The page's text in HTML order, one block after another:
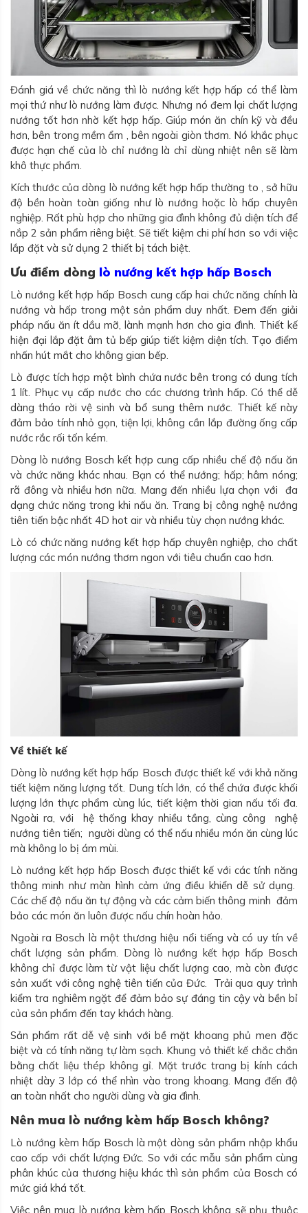
Đánh giá về chức năng thì lò nướng kết hợp hấp có thể làm
mọi thứ như lò nướng làm được. Nhưng nó đem lại chất lượng
nướng tốt hơn nhờ kết hợp hấp. Giúp món ăn chín kỹ và đều
hơn, bên trong mềm ẩm , bên ngoài giòn thơm. Nó khắc phục
được hạn chế của lò chỉ nướng là chỉ dùng nhiệt nên sẽ làm
khô thực phẩm.
Kích thước của dòng lò nướng kết hợp hấp thường to , sở hữu
độ bền hoàn toàn giống như lò nướng hoặc lò hấp chuyên
nghiệp. Rất phù hợp cho những gia đình không đủ diện tích để
nắp 2 sản phẩm riêng biệt. Sẽ tiết kiệm chi phí hơn so với việc
lắp đặt và sử dụng 2 thiết bị tách biệt.
Ưu điểm dòng lò nướng kết hợp hấp Bosch
Lò nướng kết hợp hấp Bosch cung cấp hai chức năng chính là
nướng và hấp trong một sản phẩm duy nhất. Đem đến giải
pháp nấu ăn ít dầu mỡ, lành mạnh hơn cho gia đình. Thiết kế
hiện đại lắp đặt âm tủ bếp giúp tiết kiệm diện tích. Tạo điểm
nhấn hút mắt cho không gian bếp.
Lò được tích hợp một bình chứa nước bên trong có dung tích
1 lít. Phục vụ cấp nước cho các chương trình hấp. Có thể dễ
dàng tháo rời vệ sinh và bổ sung thêm nước. Thiết kế này
đảm bảo tính nhỏ gọn, tiện lợi, không cần lắp đường ống cấp
nước rắc rối tốn kém.
Dòng lò nướng Bosch kết hợp cung cấp nhiều chế độ nấu ăn
và chức năng khác nhau. Bạn có thể nướng; hấp; hâm nóng;
rã đông và nhiều hơn nữa. Mang đến nhiều lựa chọn với đa
dạng chức năng trong khi nấu ăn. Trang bị công nghệ nướng
tiên tiến bậc nhất 4D hot air và nhiều tùy chọn nướng khác.
Lò có chức năng nướng kết hợp hấp chuyên nghiệp, cho chất
lượng các món nướng thơm ngon với tiêu chuẩn cao hơn.
Về thiết kế
Dòng lò nướng kết hợp hấp Bosch được thiết kế với khả năng
tiết kiệm năng lượng tốt. Dung tích lớn, có thể chứa được khối
lượng lớn thực phẩm cùng lúc, tiết kiệm thời gian nấu tối đa.
Ngoài ra, với hệ thống khay nhiều tầng, cùng công nghệ
nướng tiên tiến; người dùng có thể nấu nhiều món ăn cùng lúc
mà không lo bị ám mùi.
Lò nướng kết hợp hấp Bosch được thiết kế với các tính năng
thông minh như màn hình cảm ứng điều khiển dễ sử dụng.
Các chế độ nấu ăn tự động và các cảm biến thông minh đảm
bảo các món ăn luôn được nấu chín hoàn hảo.
Ngoài ra Bosch là một thương hiệu nổi tiếng và có uy tín về
chất lượng sản phẩm. Dòng lò nướng kết hợp hấp Bosch
không chỉ được làm từ vật liệu chất lượng cao, mà còn được
sản xuất với công nghệ tiên tiến của Đức. Trải qua quy trình
kiểm tra nghiêm ngặt để đảm bảo sự đáng tin cậy và bền bỉ
của sản phẩm đến tay khách hàng.
Sản phẩm rất dễ vệ sinh với bề mặt khoang phủ men đặc
biệt và có tính năng tự làm sạch. Khung vỏ thiết kế chắc chắn
bằng chất liệu thép không gỉ. Mặt trước trang bị kính cách
nhiệt dày 3 lớp có thể nhìn vào trong khoang. Mang đến độ
an toàn nhất cho người dùng và gia đình.
Nên mua lò nướng kèm hấp Bosch không?
Lò nướng kèm hấp Bosch là một dòng sản phẩm nhập khẩu
cao cấp với chất lượng Đức. So với các mẫu sản phẩm cùng
phân khúc của thương hiệu khác thì sản phẩm của Bosch có
mức giá khá tốt.
Việc nên mua lò nướng kèm hấp Bosch không sẽ phụ thuộc